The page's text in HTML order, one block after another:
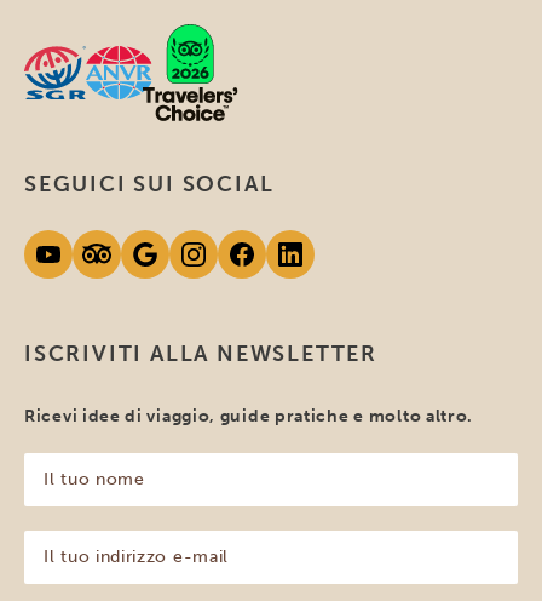
ISCRIVITI ALLA NEWSLETTER
Ricevi idee di viaggio, guide pratiche e molto altro.
tuo
nome
(Obbligatorio)
tuo
indirizzo
SEGUICI SUI SOCIAL